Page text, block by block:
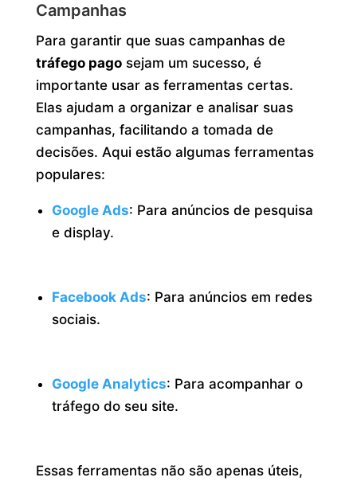
Campanhas
Para garantir que suas campanhas de
tráfego pagosejam um sucesso, é
importante usar as ferramentas certas.
Elas ajudam a organizar e analisar suas
campanhas, facilitando a tomada de
decisões. Aqui estão algumas ferramentas
populares:
Google Ads: Para anúncios de pesquisa
e display.
Facebook Ads: Para anúncios em redes
sociais.
Google Analytics: Para acompanhar o
tráfego do seu site.
Essas ferramentas não são apenas úteis,